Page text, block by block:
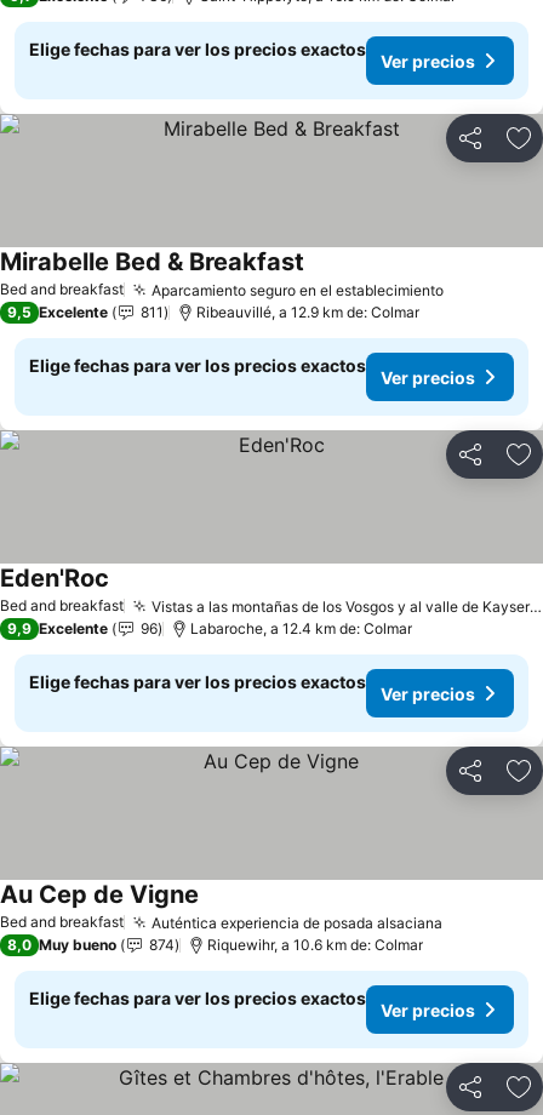
Elige fechas para ver los precios exactos
Ver precios
Compartir
Bed and breakfast Aparcamiento seguro en el establecimiento
Mirabelle Bed & Breakfast
9,5 Excelente 811 Ribeauvillé, a 12.9 km de: Colmar
Elige fechas para ver los precios exactos
Ver precios
Compartir
Bed and breakfast Vistas a las montañas de los Vosgos y al valle de Kaysersberg
Eden'Roc
9,9 Excelente 96 Labaroche, a 12.4 km de: Colmar
Elige fechas para ver los precios exactos
Ver precios
Compartir
Bed and breakfast Auténtica experiencia de posada alsaciana
Au Cep de Vigne
8,0 Muy bueno 874 Riquewihr, a 10.6 km de: Colmar
Elige fechas para ver los precios exactos
Ver precios
Compartir